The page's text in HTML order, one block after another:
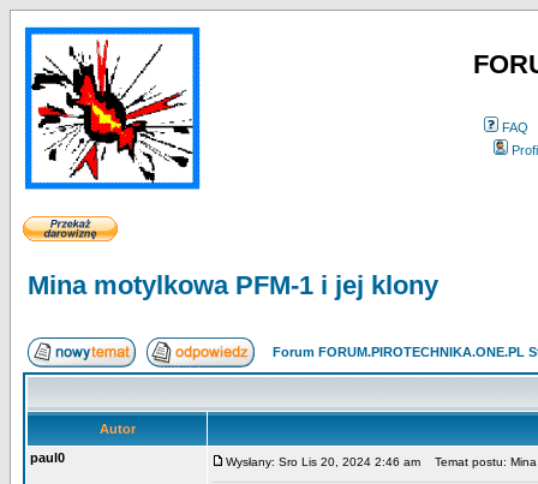
FAQ
Mina motylkowa PFM-1 i jej klony
Forum FORUM.PIROTECHNIKA.ONE.PL
Autor
paul0
Wysłany: Sro Lis 20, 2024 2:46 am Temat postu: Mina